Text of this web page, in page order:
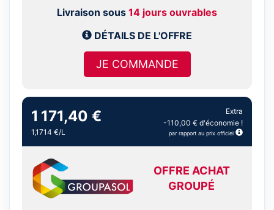
Livraison sous 14 jours ouvrables
DÉTAILS DE L'OFFRE
JE COMMANDE
1 171,40 €
1,1714 €/L
Extra
-110,00 € d'économie !
par rapport au prix officiel
OFFRE ACHAT
GROUPÉ